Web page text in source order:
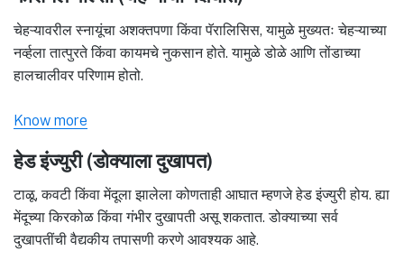
चेहऱ्यावरील स्नायूंचा अशक्तपणा किंवा पॅरालिसिस, यामुळे मुख्यतः चेहऱ्याच्या
नर्व्हला तात्पुरते किंवा कायमचे नुकसान होते. यामुळे डोळे आणि तोंडाच्या
हालचालीवर परिणाम होतो.
Know more
हेड इंज्युरी (डोक्याला दुखापत)
टाळू, कवटी किंवा मेंदूला झालेला कोणताही आघात म्हणजे हेड इंज्युरी होय. ह्या
मेंदूच्या किरकोळ किंवा गंभीर दुखापती असू शकतात. डोक्याच्या सर्व
दुखापतींची वैद्यकीय तपासणी करणे आवश्यक आहे.